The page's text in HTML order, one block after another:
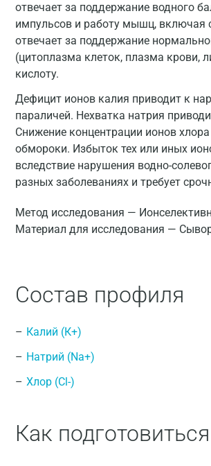
отвечает за поддержание водного
импульсов и работу мышц, включая
отвечает за поддержание
(цитоплазма клеток, плазма крови,
кислоту.
Дефицит ионов калия приводит к
параличей. Нехватка натрия
Снижение концентрации ионов
обмороки. Избыток тех или иных
вследствие нарушения водно-
разных заболеваниях и требует
Метод исследования —
Материал для исследования —
Состав профиля
Калий (К+)
Натрий (Na+)
Хлор (Сl-)
Как подготовиться